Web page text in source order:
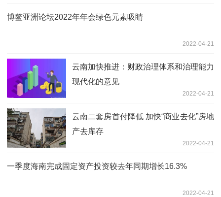
博鳌亚洲论坛2022年年会绿色元素吸睛
2022-04-21
云南加快推进：财政治理体系和治理能力
现代化的意见
2022-04-21
云南二套房首付降低 加快“商业去化”房地
产去库存
2022-04-21
一季度海南完成固定资产投资较去年同期增长16.3%
2022-04-21